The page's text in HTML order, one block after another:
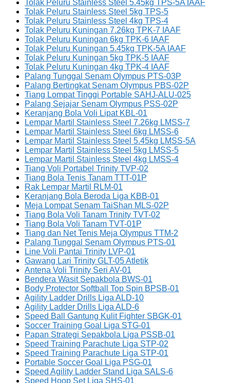
Tolak Peluru Stainless Steel 5.45kg TPS-5A IAAF
Tolak Peluru Stainless Steel 5kg TPS-5
Tolak Peluru Stainless Steel 4kg TPS-4
Tolak Peluru Kuningan 7.26kg TPK-7 IAAF
Tolak Peluru Kuningan 6kg TPK-6 IAAF
Tolak Peluru Kuningan 5.45kg TPK-5A IAAF
Tolak Peluru Kuningan 5kg TPK-5 IAAF
Tolak Peluru Kuningan 4kg TPK-4 IAAF
Palang Tunggal Senam Olympus PTS-03P
Palang Bertingkat Senam Olympus PBS-02P
Tiang Lompat Tinggi Portable SAHJ-ALU-025
Palang Sejajar Senam Olympus PSS-02P
Keranjang Bola Voli Lipat KBL-01
Lempar Martil Stainless Steel 7.26kg LMSS-7
Lempar Martil Stainless Steel 6kg LMSS-6
Lempar Martil Stainless Steel 5.45kg LMSS-5A
Lempar Martil Stainless Steel 5kg LMSS-5
Lempar Martil Stainless Steel 4kg LMSS-4
Tiang Voli Portabel Trinity TVP-02
Tiang Bola Tenis Tanam TTT-01P
Rak Lempar Martil RLM-01
Keranjang Bola Beroda Liga KBB-01
Meja Lompat Senam TaiShan MLS-02P
Tiang Bola Voli Tanam Trinity TVT-02
Tiang Bola Voli Tanam TVT-01P
Tiang dan Net Tenis Meja Olympus TTM-2
Palang Tunggal Senam Olympus PTS-01
Line Voli Pantai Trinity LVP-01
Gawang Lari Trinity GLT-05 Atletik
Antena Voli Trinity Seri AV-01
Bendera Wasit Sepakbola BWS-01
Body Protector Softball Top Spin BPSB-01
Agility Ladder Drills Liga ALD-10
Agility Ladder Drills Liga ALD-6
Speed Ball Gantung Kulit Fighter SBGK-01
Soccer Training Goal Liga STG-01
Papan Strategi Sepakbola Liga PSSB-01
Speed Training Parachute Liga STP-02
Speed Training Parachute Liga STP-01
Portable Soccer Goal Liga PSG-01
Speed Agility Ladder Stand Liga SALS-6
Speed Hoop Set Liga SHS-01